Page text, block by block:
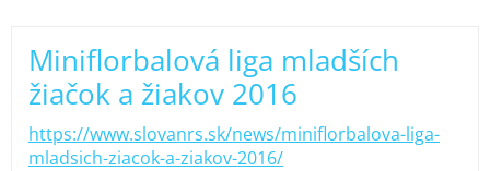
Miniflorbalová liga mladších
žiačok a žiakov 2016
https://www.slovanrs.sk/news/miniflorbalova-liga-
mladsich-ziacok-a-ziakov-2016/